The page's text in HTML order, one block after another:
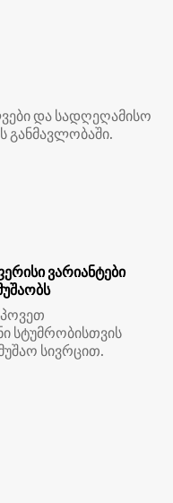
და სადღეღამისო
განმავლობაში.
ვარიანტები
სტუმრობისთვის
სივრცით.